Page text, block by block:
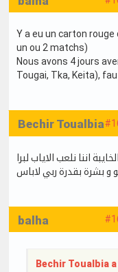
Y a eu un carton
un ou 2 matchs)
Nous avons 4 jours
Tougai, Tka, Keita),
Bechir Toualbia
اننا نلعب الاياب لبرا
و بشرة بقدرة ربي لاباس
balha
Bechir Toualbia